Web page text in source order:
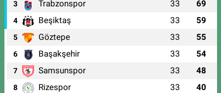
3 Trabzonspor 33 69
4 Beşiktaş 33 59
5 Göztepe 33 55
6 Başakşehir 33 54
7 Samsunspor 33 48
8 Rizespor 33 40